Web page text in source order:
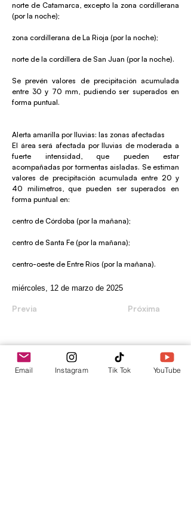
norte de Catamarca, excepto la zona cordillerana
(por la noche);
zona cordillerana de La Rioja (por la noche);
norte de la cordillera de San Juan (por la noche).
Se prevén valores de precipitación acumulada
entre 30 y 70 mm, pudiendo ser superados en
forma puntual.
Alerta amarilla por lluvias: las zonas afectadas
El área será afectada por lluvias de moderada a
fuerte intensidad, que pueden estar
acompañadas por tormentas aisladas. Se estiman
valores de precipitación acumulada entre 20 y
40 milímetros, que pueden ser superados en
forma puntual en:
centro de Córdoba (por la mañana);
centro de Santa Fe (por la mañana);
centro-oeste de Entre Ríos (por la mañana).
miércoles, 12 de marzo de 2025
Previa Próxima
envica
Email Instagram Tik Tok YouTube